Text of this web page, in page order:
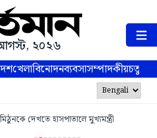
২০২৬
খেলাবিনোদনব্যবসাসম্পাদকীয়
মিঠুনকে দেখতে হাসপাতালে মুখ্যমন্ত্রী